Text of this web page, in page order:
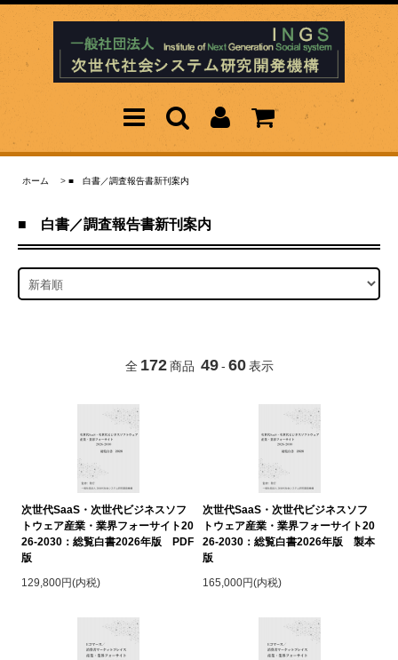
ホーム > ■ 白書／調査報告書新刊案内
■ 白書／調査報告書新刊案内
全 172 商品 49 - 60 表示
次世代SaaS・次世代ビジネスソフ
トウェア産業・業界フォーサイト20
26-2030：総覧白書2026年版 PDF
版
129,800円(内税)
次世代SaaS・次世代ビジネスソフ
トウェア産業・業界フォーサイト20
26-2030：総覧白書2026年版 製本
版
165,000円(内税)